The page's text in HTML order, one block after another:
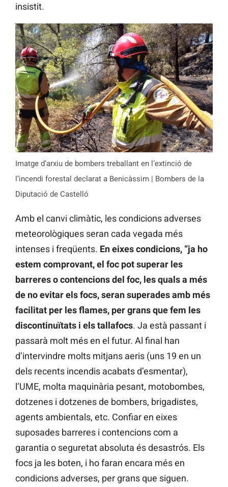
insistit.
Imatge d’arxiu de bombers treballant en l’extinció de
l’incendi forestal declarat a Benicàssim | Bombers de la
Diputació de Castelló
Amb el canvi climàtic, les condicions adverses
meteorològiques seran cada vegada més
intenses i freqüents. En eixes condicions, “ja ho
estem comprovant, el foc pot superar les
barreres o contencions del foc, les quals a més
de no evitar els focs, seran superades amb més
facilitat per les flames, per grans que fem les
discontinuïtats i els tallafocs. Ja està passant i
passarà molt més en el futur. Al final han
d’intervindre molts mitjans aeris (uns 19 en un
dels recents incendis acabats d’esmentar),
l’UME, molta maquinària pesant, motobombes,
dotzenes i dotzenes de bombers, brigadistes,
agents ambientals, etc. Confiar en eixes
suposades barreres i contencions com a
garantia o seguretat absoluta és desastrós. Els
focs ja les boten, i ho faran encara més en
condicions adverses, per grans que siguen.